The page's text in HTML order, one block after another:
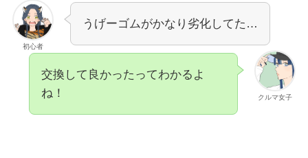
初心者
うげーゴムがかなり劣化してた…
クルマ女子
交換して良かったってわかるよ
ね！